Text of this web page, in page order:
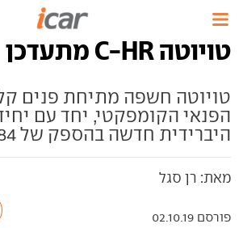
טויוטה C-HR מתעדכן
טויוטה חשפה מתיחת פנים
הפנאי הקומפקטי, יחד עם
היברידית חדשה בהספק של 184 כ"ס
מאת: רן סגל
פורסם 02.10.19